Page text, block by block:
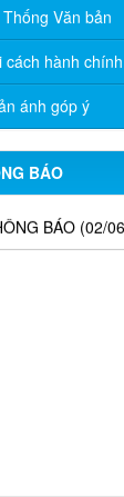
Thống Văn bản
cách hành chính
ánh góp ý
BÁO
TUYẾN “TÌM
2026
CHÍNH ĐƯỢC
THUỘC